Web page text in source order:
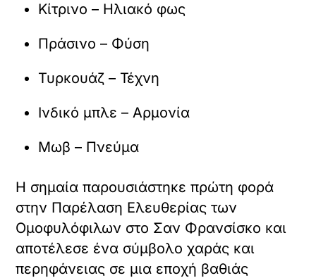
Κίτρινο – Ηλιακό φως
Πράσινο – Φύση
Τυρκουάζ – Τέχνη
Ινδικό μπλε – Αρμονία
Μωβ – Πνεύμα
Η σημαία παρουσιάστηκε πρώτη φορά
στην Παρέλαση Ελευθερίας των
Ομοφυλόφιλων στο Σαν Φρανσίσκο και
αποτέλεσε ένα σύμβολο χαράς και
περηφάνειας σε μια εποχή βαθιάς